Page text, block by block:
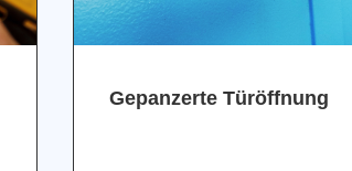
Gepanzerte Türöffnung